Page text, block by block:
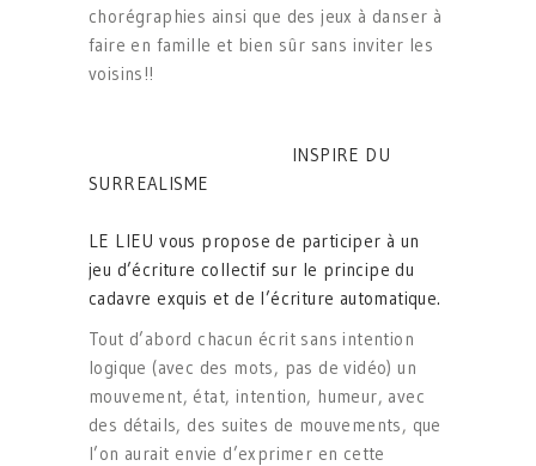
chorégraphies ainsi que des jeux à danser à
faire en famille et bien sûr sans inviter les
voisins!!
INSPIRE DU
SURREALISME
LE LIEU vous propose de participer à un
jeu d’écriture collectif sur le principe du
cadavre exquis et de l’écriture automatique.
Tout d’abord chacun écrit sans intention
logique (avec des mots, pas de vidéo) un
mouvement, état, intention, humeur, avec
des détails, des suites de mouvements, que
l’on aurait envie d’exprimer en cette